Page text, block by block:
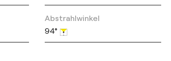
Abstrahlwinkel
94°